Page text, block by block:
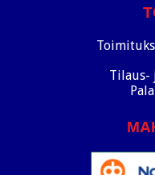
Tilaus-